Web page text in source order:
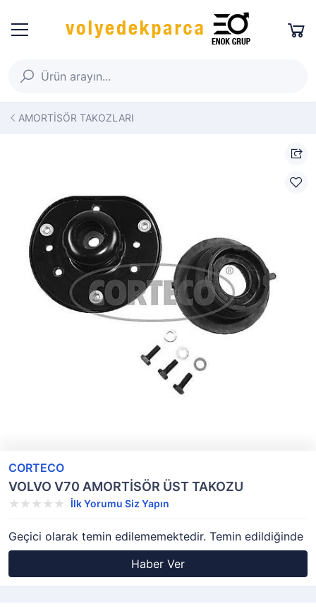
AMORTİSÖR TAKOZLARI
CORTECO
VOLVO V70 AMORTİSÖR ÜST TAKOZU
İlk Yorumu Siz Yapın
Geçici olarak temin edilememektedir. Temin edildiğinde
Haber Ver